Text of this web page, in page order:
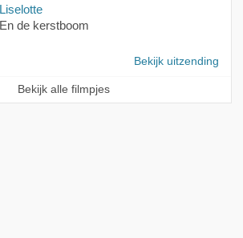
Liselotte
En de kerstboom
Bekijk uitzending
Bekijk alle filmpjes